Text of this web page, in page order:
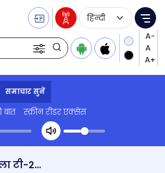
Language
समाचार सुनें
स्क्रीन रीडर एक्सेस
Transcript summary
प्ले ऑडियो
आईसीसी महिला टी-20 विश्व कप में भारत का पहला मैच आज पाकिस्तान के खिलाफ होगा